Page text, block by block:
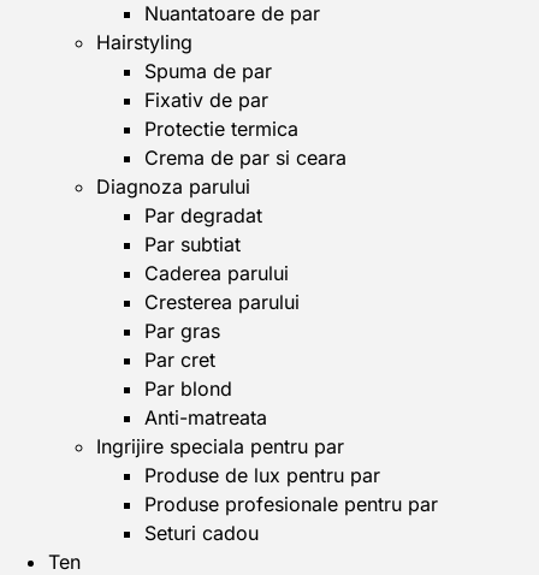
Nuantatoare de par
Hairstyling
Spuma de par
Fixativ de par
Protectie termica
Crema de par si ceara
Diagnoza parului
Par degradat
Par subtiat
Caderea parului
Cresterea parului
Par gras
Par cret
Par blond
Anti-matreata
Ingrijire speciala pentru par
Produse de lux pentru par
Produse profesionale pentru par
Seturi cadou
Ten